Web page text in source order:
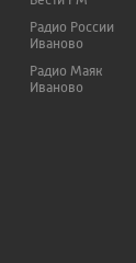
Радио России
Иваново
Радио Маяк
Иваново